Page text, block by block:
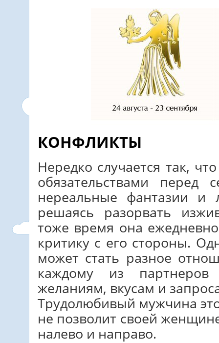
КОНФЛИКТЫ
Нередко случается так,
обязательствами
нереальные фантазии
решаясь разорвать
тоже время она
критику с его стороны.
может стать разное
каждому из
желаниям, вкусам и
Трудолюбивый мужчина
не позволит своей
налево и направо.